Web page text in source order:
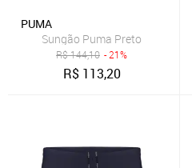
PUMA
Sungão Puma Preto
R$144,10 - 21%
R$ 113,20